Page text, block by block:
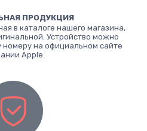
ПРОДУКЦИЯ
в каталоге нашего магазина,
Устройство можно
номеру на официальном сайте
Apple.